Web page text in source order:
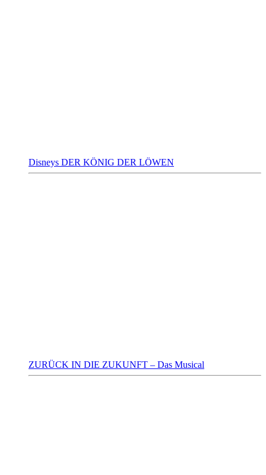
Disneys DER KÖNIG DER LÖWEN
ZURÜCK IN DIE ZUKUNFT – Das Musical